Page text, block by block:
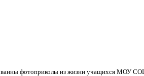
фотоприколы из жизни учащихся МОУ